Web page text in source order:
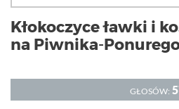
Kłokoczyce ławki i
na Piwnika-
GŁOSÓW: